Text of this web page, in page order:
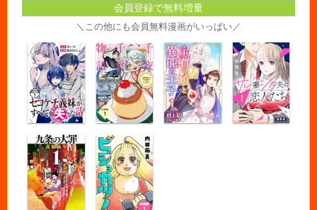
会員登録で無料増量
＼この他にも会員無料漫画がいっぱい／